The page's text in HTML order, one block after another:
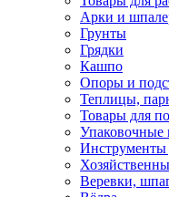
Арки и
Грунты
Грядки
Кашпо
Опоры и
Теплицы,
Товары для
Упаковочные
Инструменты
Веревки,